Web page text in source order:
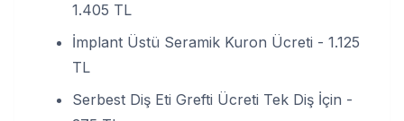
1.405 TL
İmplant Üstü Seramik Kuron Ücreti - 1.125
TL
Serbest Diş Eti Grefti Ücreti Tek Diş İçin -